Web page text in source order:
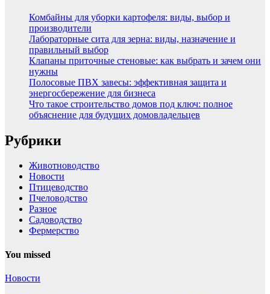
Комбайны для уборки картофеля: виды, выбор и
производители
Лабораторные сита для зерна: виды, назначение и
правильный выбор
Клапаны приточные стеновые: как выбрать и зачем они
нужны
Полосовые ПВХ завесы: эффективная защита и
энергосбережение для бизнеса
Что такое строительство домов под ключ: полное
объяснение для будущих домовладельцев
Рубрики
Животноводство
Новости
Птицеводство
Пчеловодство
Разное
Садоводство
Фермерство
You missed
Новости